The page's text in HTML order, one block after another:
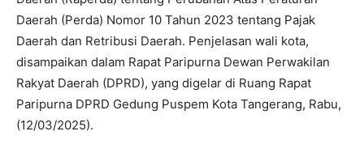
Daerah (Perda) Nomor 10 Tahun 2023 tentang Pajak
Daerah dan Retribusi Daerah. Penjelasan wali kota,
disampaikan dalam Rapat Paripurna Dewan Perwakilan
Rakyat Daerah (DPRD), yang digelar di Ruang Rapat
Paripurna DPRD Gedung Puspem Kota Tangerang, Rabu,
(12/03/2025).